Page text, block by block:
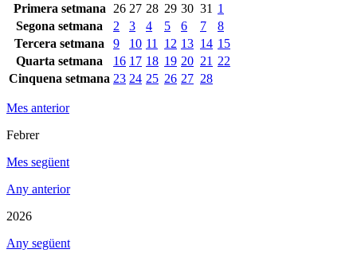
Primera setmana
26 27 28 29 30 31 1
Segona setmana
2 3 4 5 6 7
8
Tercera setmana
9 10 11 12 13 14 15
Quarta setmana
16 17 18 19 20 21 22
Cinquena setmana 23 24 25 26 27 28
Mes anterior
Febrer
Mes següent
Any anterior
2026
Any següent